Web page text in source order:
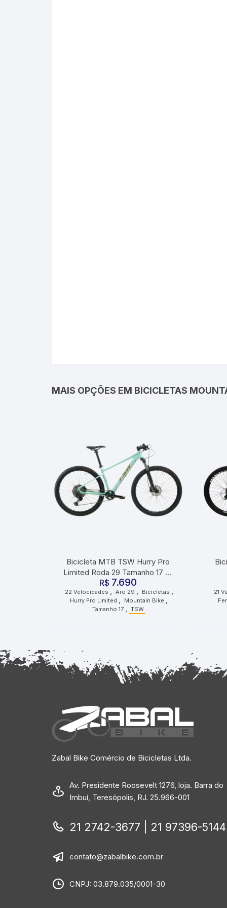
MAIS OPÇÕES EM BICICLETAS
Bicicleta MTB TSW Hurry Pro
Limited Roda 29 Tamanho 17 22
Velocidades Azul
R$ 7.690
22 Velocidades , Aro 29 , Bicicletas ,
Hurry Pro Limited , Mountain Bike ,
Tamanho 17 , TSW
21
Zabal Bike Comércio de Bicicletas Ltda.
Av. Presidente Roosevelt 1276, loja. Barra do
Imbuí, Teresópolis, RJ. 25.966-001
21 2742-3677 | 21 97396-5144
contato@zabalbike.com.br
CNPJ: 03.879.035/0001-30